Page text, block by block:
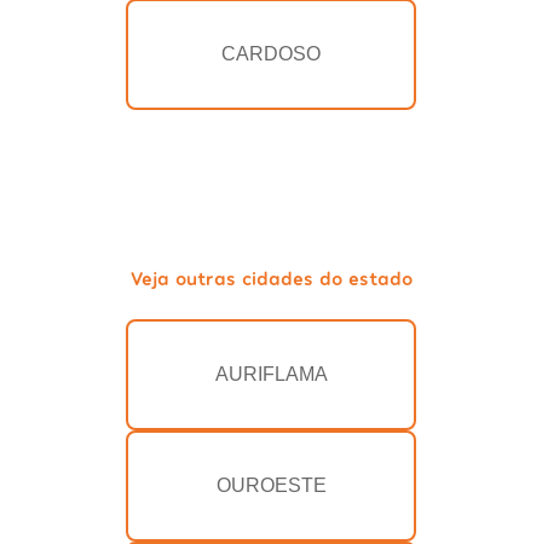
CARDOSO
Veja outras cidades do estado
AURIFLAMA
OUROESTE